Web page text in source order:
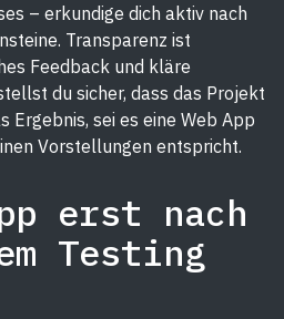
– erkundige dich aktiv nach
Transparenz ist
Feedback und kläre
du sicher, dass das Projekt
Ergebnis, sei es eine Web App
Vorstellungen entspricht.
erst nach
Testing